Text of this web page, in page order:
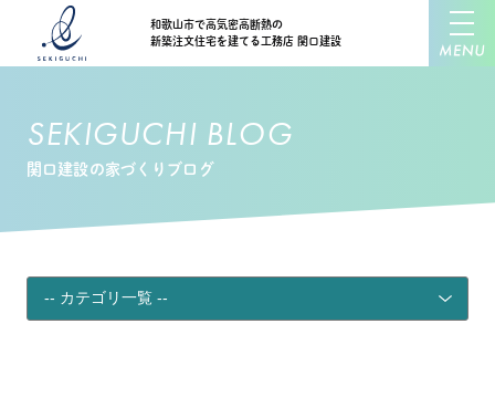
和歌山市で高気密高断熱の
新築注文住宅を建てる工務店 関口建設
SEKIGUCHI BLOG
関口建設の家づくりブログ